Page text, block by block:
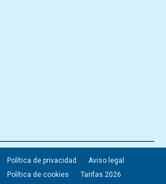
Política de privacidad
Aviso legal
Política de cookies
Tarifas 2026